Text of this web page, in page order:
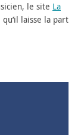
le site La
laisse la part